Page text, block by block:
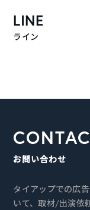
LINE
ライン
お問い合わせ
タイアップでの広
いて、取材/出演依